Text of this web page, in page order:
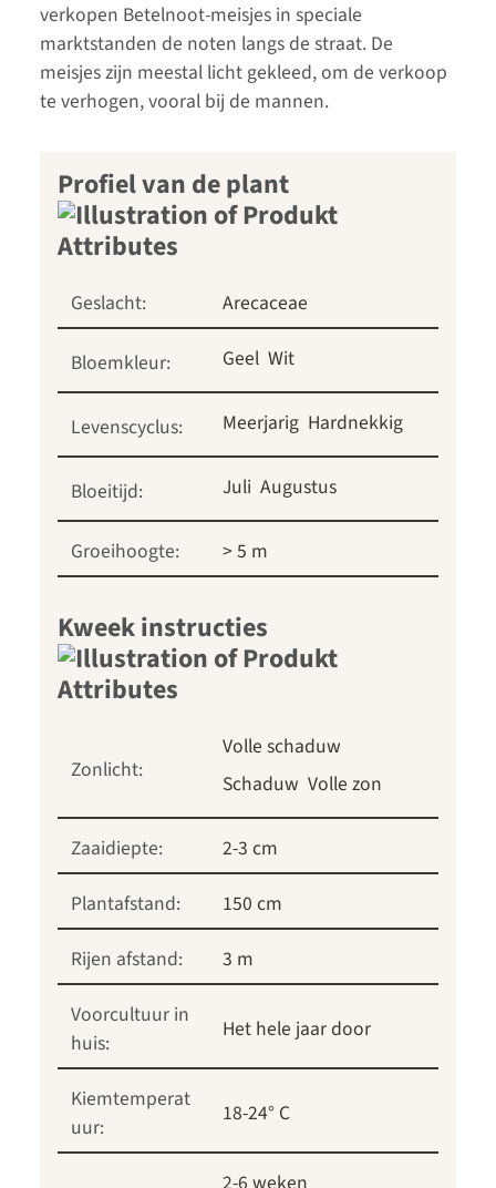
verkopen Betelnoot-meisjes in speciale
marktstanden de noten langs de straat. De
meisjes zijn meestal licht gekleed, om de verkoop
te verhogen, vooral bij de mannen.
Profiel van de plant
Geslacht: Arecaceae
Bloemkleur: Geel Wit
Levenscyclus: Meerjarig Hardnekkig
Bloeitijd: Juli Augustus
Groeihoogte: > 5 m
Kweek instructies
Zonlicht:
Volle schaduw
Schaduw Volle zon
Zaaidiepte:
2-3 cm
Plantafstand:
150 cm
Rijen afstand:
3 m
Voorcultuur in
huis:
Het hele jaar door
Kiemtemperat
uur:
18-24° C